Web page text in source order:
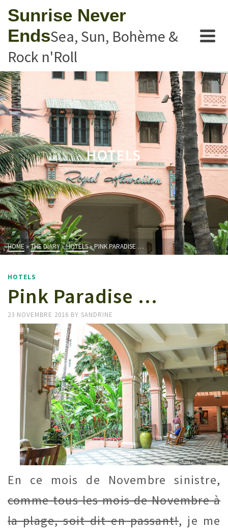
Sunrise Never
EndsSea, Sun, Bohème &
Rock n'Roll
HOTELS
HOME »THE DIARY»HOTELS»PINK PARADISE …
HOTELS
Pink Paradise …
23 NOVEMBRE 2016 BY SANDRINE
En ce mois de Novembre sinistre,
comme tous les mois de Novembre à
la plage, soit dit en passant!, je me